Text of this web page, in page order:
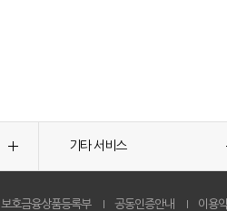
기타 서비스
보호금융상품등록부 공동인증안내 이용